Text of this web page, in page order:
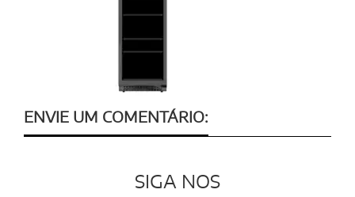
ENVIE UM COMENTÁRIO:
SIGA NOS